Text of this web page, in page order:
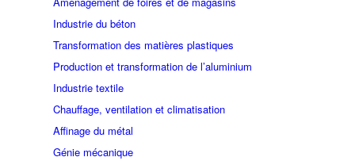
Industrie du béton
Transformation des matières plastiques
Production et transformation de l’aluminium
Industrie textile
Chauffage, ventilation et climatisation
Affinage du métal
Génie mécanique